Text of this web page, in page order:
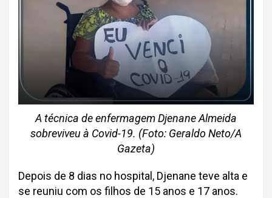
A técnica de enfermagem Djenane Almeida
sobreviveu à Covid-19. (Foto: Geraldo Neto/A
Gazeta)
Depois de 8 dias no hospital, Djenane teve alta e
se reuniu com os filhos de 15 anos e 17 anos.